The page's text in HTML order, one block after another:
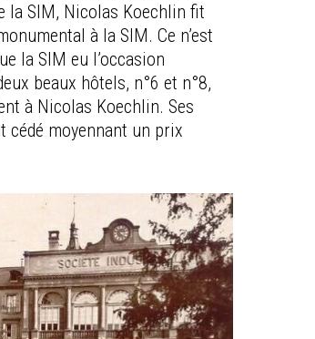
la SIM, Nicolas Koechlin fit
à la SIM. Ce n’est
la SIM eu l’occasion
beaux hôtels, n°6 et n°8,
à Nicolas Koechlin. Ses
cédé moyennant un prix